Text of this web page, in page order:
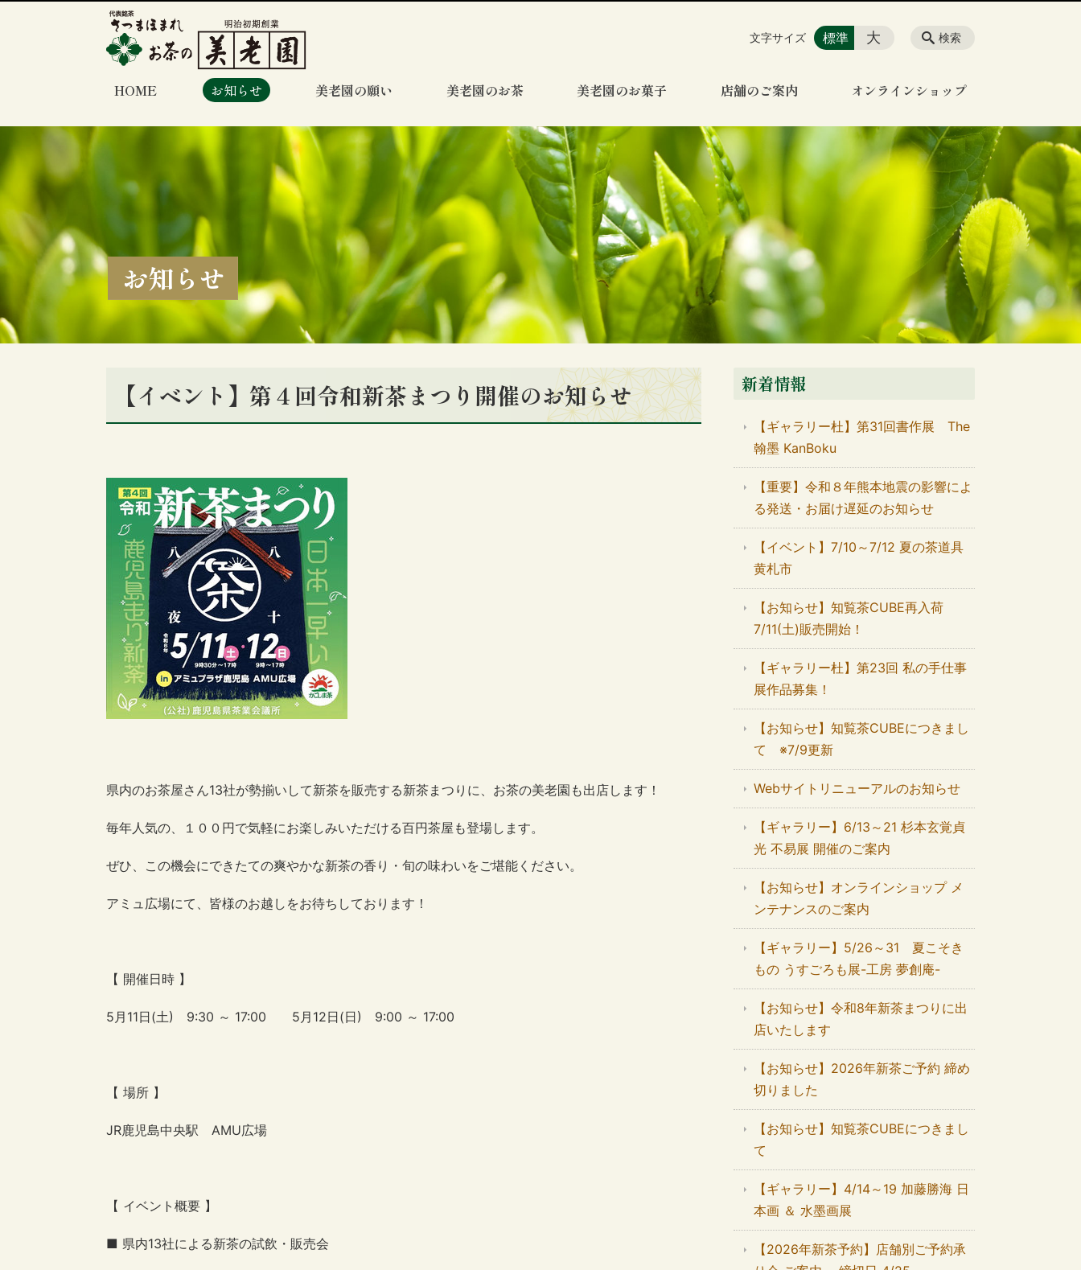
HOME お知らせ 美老園の願い 美老園のお茶 美老園のお菓子 店舗のご案内 オンラインショップ
検索
文字サイズ 標準 大
お知らせ
【イベント】第４回令和新茶まつり開催のお知らせ
県内のお茶屋さん13社が勢揃いして新茶を販売する新茶まつりに、お茶の美老園も出店します！
毎年人気の、１００円で気軽にお楽しみいただける百円茶屋も登場します。
ぜひ、この機会にできたての爽やかな新茶の香り・旬の味わいをご堪能ください。
アミュ広場にて、皆様のお越しをお待ちしております！
【 開催日時 】
5月11日(土) 9:30 ～ 17:00 5月12日(日) 9:00 ～ 17:00
【 場所 】
JR鹿児島中央駅 AMU広場
【 イベント概要 】
■ 県内13社による新茶の試飲・販売会
新着情報
【ギャラリー杜】第31回書作展 The
翰墨 KanBoku
【重要】令和８年熊本地震の影響によ
る発送・お届け遅延のお知らせ
【イベント】7/10～7/12 夏の茶道具
黄札市
【お知らせ】知覧茶CUBE再入荷
7/11(土)販売開始！
【ギャラリー杜】第23回 私の手仕事
展作品募集！
【お知らせ】知覧茶CUBEにつきまし
て ※7/9更新
Webサイトリニューアルのお知らせ
【ギャラリー】6/13～21 杉本玄覚貞
光 不易展 開催のご案内
【お知らせ】オンラインショップ メ
ンテナンスのご案内
【ギャラリー】5/26～31 夏こそき
もの うすごろも展-工房 夢創庵-
【お知らせ】令和8年新茶まつりに出
店いたします
【お知らせ】2026年新茶ご予約 締め
切りました
【お知らせ】知覧茶CUBEにつきまし
て
【ギャラリー】4/14～19 加藤勝海 日
本画 ＆ 水墨画展
【2026年新茶予約】店舗別ご予約承